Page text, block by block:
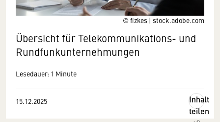
© fizkes | stock.adobe.com
Übersicht für Telekommunikations- und
Rundfunkunternehmungen
Lesedauer: 1 Minute
15.12.2025
Inhalt
teilen